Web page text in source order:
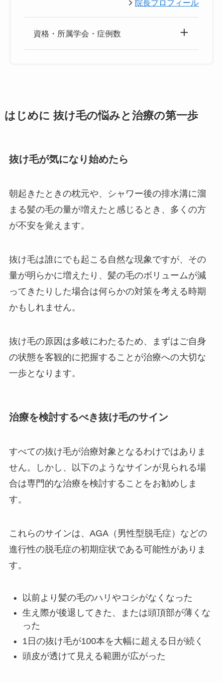
院長プロフィール
資格・所属学会・症例数
はじめに 抜け毛の悩みと治療の第一歩
抜け毛が気になり始めたら
朝起きたときの枕元や、シャワー後の排水溝に溜
まる髪の毛の量が増えたと感じるとき、多くの方
が不安を覚えます。
抜け毛は誰にでも起こる自然な現象ですが、その
量が明らかに増えたり、髪の毛のボリュームが減
ってきたりした場合は何らかの対策を考える時期
かもしれません。
抜け毛の原因は多岐にわたるため、まずはご自身
の状態を客観的に把握することが治療への大切な
一歩となります。
治療を検討するべき抜け毛のサイン
すべての抜け毛が治療対象となるわけではありま
せん。しかし、以下のようなサインが見られる場
合は専門的な治療を検討することをお勧めしま
す。
これらのサインは、AGA（男性型脱毛症）などの
進行性の脱毛症の初期症状である可能性がありま
す。
以前より髪の毛のハリやコシがなくなった
生え際が後退してきた、または頭頂部が薄くな
った
1日の抜け毛が100本を大幅に超える日が続く
頭皮が透けて見える範囲が広がった